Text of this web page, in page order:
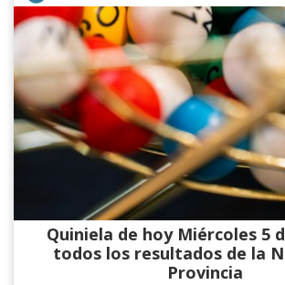
Quiniela de hoy Miércoles 5
todos los resultados de la
Provincia